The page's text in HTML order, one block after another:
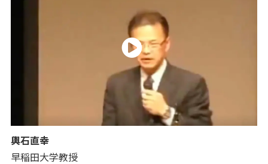
輿石直幸
早稲田大学教授